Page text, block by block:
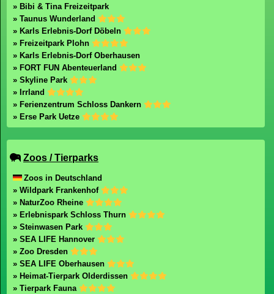
» Bibi & Tina Freizeitpark
» Taunus Wunderland
» Karls Erlebnis-Dorf Döbeln
» Freizeitpark Plohn
» Karls Erlebnis-Dorf Oberhausen
» FORT FUN Abenteuerland
» Skyline Park
» Irrland
» Ferienzentrum Schloss Dankern
» Erse Park Uetze
Zoos / Tierparks
Zoos in Deutschland
» Wildpark Frankenhof
» NaturZoo Rheine
» Erlebnispark Schloss Thurn
» Steinwasen Park
» SEA LIFE Hannover
» Zoo Dresden
» SEA LIFE Oberhausen
» Heimat-Tierpark Olderdissen
» Tierpark Fauna